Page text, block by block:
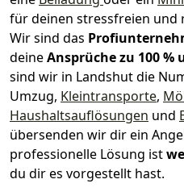
für deinen stressfreien und
Wir sind das
deineAnsprüche zu 100 %
sind wir in Landshut die
Umzug, Kleintransporte,
Haushaltsauflösungen und
übersenden wir dir ein
professionelle Lösung ist
du dir es vorgestellt hast.